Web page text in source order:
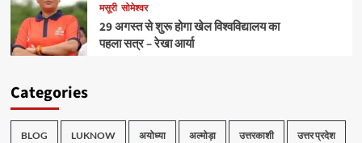
मसूरी सोमेश्वर
29 अगस्त से शुरू होगा खेल विश्वविद्यालय का
पहला सत्र – रेखा आर्या
Categories
BLOG LUKNOW अयोध्या अल्मोड़ा उत्तरकाशी उत्तर प्रदेश